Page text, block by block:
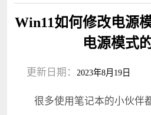
Win11如何修改电源
电源模式
更新日期： 2023年8月19日
很多使用笔记本的小伙伴